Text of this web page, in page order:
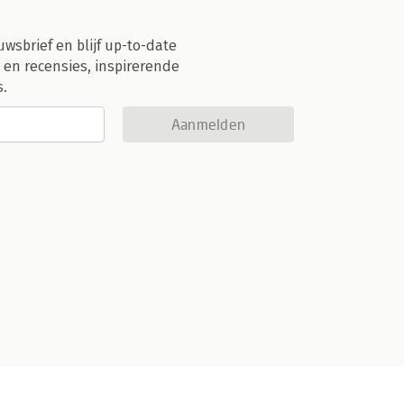
en blijf up-to-date
recensies, inspirerende
Aanmelden